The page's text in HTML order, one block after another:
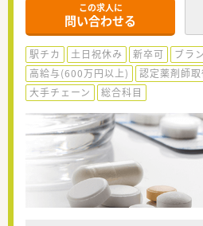
この求人に
問い合わせる
駅チカ 土日祝休み 新卒可
ブラ
高給与(600万円以上)
認定薬剤師
大手チェーン
総合科目